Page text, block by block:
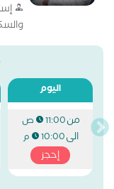
اليوم
من11:00 ص
الى10:00 م
إحجز